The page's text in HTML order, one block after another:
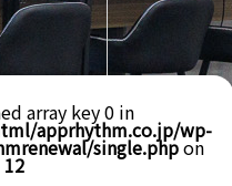
array key 0 in
apprhythm.co.jp/wp-
single.phpon
12